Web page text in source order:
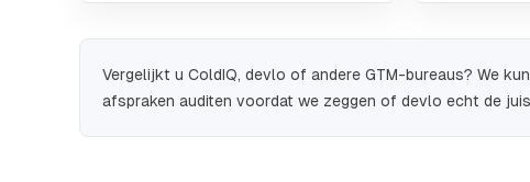
Vergelijkt u ColdIQ, devlo of andere GTM-bureaus? We
afspraken auditen voordat we zeggen of devlo echt de